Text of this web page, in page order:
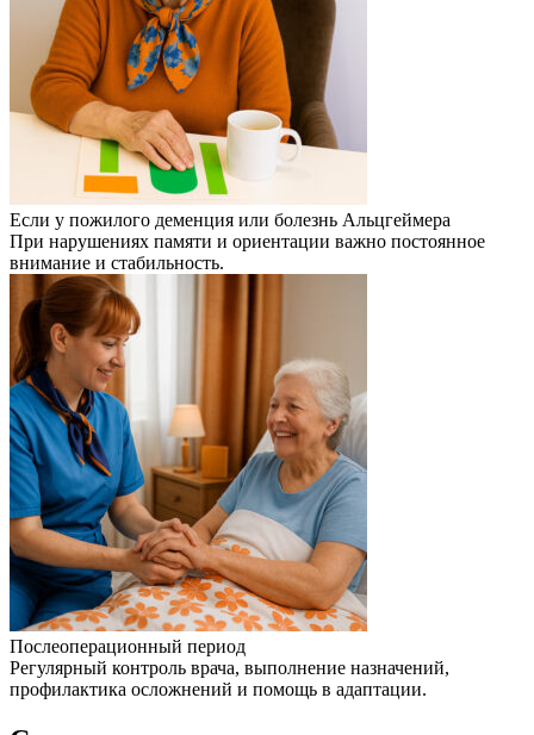
Если у пожилого деменция или болезнь Альцгеймера
При нарушениях памяти и ориентации важно постоянное
внимание и стабильность.
Послеоперационный период
Регулярный контроль врача, выполнение назначений,
профилактика осложнений и помощь в адаптации.